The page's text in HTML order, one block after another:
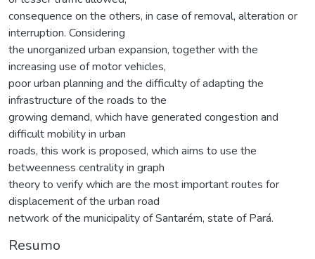
consequence on the others, in case of removal, alteration or
interruption. Considering
the unorganized urban expansion, together with the
increasing use of motor vehicles,
poor urban planning and the difficulty of adapting the
infrastructure of the roads to the
growing demand, which have generated congestion and
difficult mobility in urban
roads, this work is proposed, which aims to use the
betweenness centrality in graph
theory to verify which are the most important routes for
displacement of the urban road
network of the municipality of Santarém, state of Pará.
Resumo